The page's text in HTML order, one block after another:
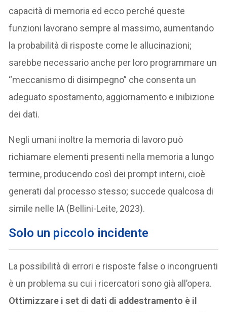
capacità di memoria ed ecco perché queste
funzioni lavorano sempre al massimo, aumentando
la probabilità di risposte come le allucinazioni;
sarebbe necessario anche per loro programmare un
“meccanismo di disimpegno” che consenta un
adeguato spostamento, aggiornamento e inibizione
dei dati.
Negli umani inoltre la memoria di lavoro può
richiamare elementi presenti nella memoria a lungo
termine, producendo così dei prompt interni, cioè
generati dal processo stesso; succede qualcosa di
simile nelle IA (Bellini-Leite, 2023).
Solo un piccolo incidente
La possibilità di errori e risposte false o incongruenti
è un problema su cui i ricercatori sono già all’opera.
Ottimizzare i set di dati di addestramento è il